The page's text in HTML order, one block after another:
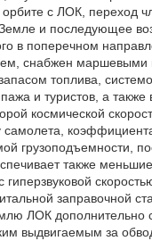
с ЛОК, переход
и последующее
в поперечном
снабжен
топлива,
и туристов, а
космической
самолета,
грузоподъемности,
также
заправочной
ЛОК дополнительно
выдвигаемым за